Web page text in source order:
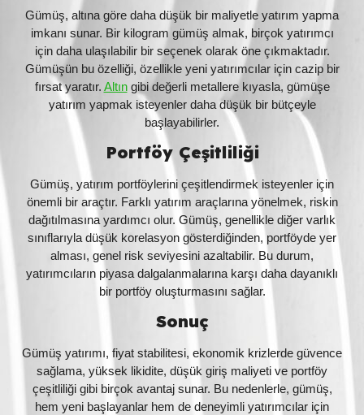
Gümüş, altına göre daha düşük bir maliyetle yatırım yapma
imkanı sunar. Bir kilogram gümüş almak, birçok yatırımcı
için daha ulaşılabilir bir seçenek olarak öne çıkmaktadır.
Gümüşün bu özelliği, özellikle yeni yatırımcılar için cazip bir
fırsat yaratır. Altıngibi değerli metallere kıyasla, gümüşe
yatırım yapmak isteyenler daha düşük bir bütçeyle
başlayabilirler.
Portföy Çeşitliliği
Gümüş, yatırım portföylerini çeşitlendirmek isteyenler için
önemli bir araçtır. Farklı yatırım araçlarına yönelmek, riskin
dağıtılmasına yardımcı olur. Gümüş, genellikle diğer varlık
sınıflarıyla düşük korelasyon gösterdiğinden, portföyde yer
alması, genel risk seviyesini azaltabilir. Bu durum,
yatırımcıların piyasa dalgalanmalarına karşı daha dayanıklı
bir portföy oluşturmasını sağlar.
Sonuç
Gümüş yatırımı, fiyat stabilitesi, ekonomik krizlerde güvence
sağlama, yüksek likidite, düşük giriş maliyeti ve portföy
çeşitliliği gibi birçok avantaj sunar. Bu nedenlerle, gümüş,
hem yeni başlayanlar hem de deneyimli yatırımcılar için